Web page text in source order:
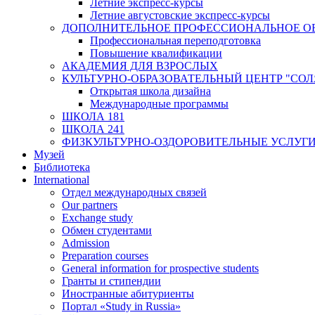
Летние экспресс-курсы
Летние августовские экспресс-курсы
ДОПОЛНИТЕЛЬНОЕ ПРОФЕССИОНАЛЬНОЕ
Профессиональная переподготовка
Повышение квалификации
АКАДЕМИЯ ДЛЯ ВЗРОСЛЫХ
КУЛЬТУРНО-ОБРАЗОВАТЕЛЬНЫЙ ЦЕНТР
Открытая школа дизайна
Международные программы
ШКОЛА 181
ШКОЛА 241
ФИЗКУЛЬТУРНО-ОЗДОРОВИТЕЛЬНЫЕ УСЛУГИ
Музей
Библиотека
International
Отдел международных связей
Our partners
Exchange study
Обмен студентами
Admission
Preparation courses
General information for prospective students
Гранты и стипендии
Иностранные абитуриенты
Портал «Study in Russia»